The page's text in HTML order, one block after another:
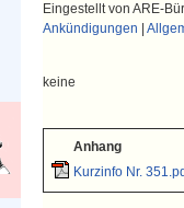
Eingestellt von ARE-
Ankündigungen
keine
Anhang
Kurzinfo Nr.